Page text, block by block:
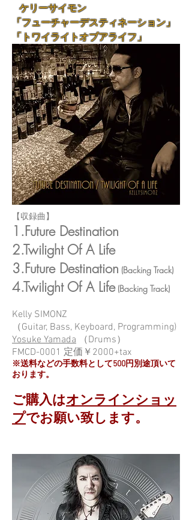
ケリーサイモン
「フューチャーデスティネーション」
「トワイライトオブアライフ」
【収録曲】
1.Future Destination
2.Twilight Of A Life
3.Future Destination (Backing Track)
4.Twilight Of A Life(Backing Track)
Kelly SIMONZ
（Guitar, Bass, Keyboard, Programming)
Yosuke Yamada （Drums）
FMCD-0001 定価￥2000+tax
※送料などの手数料として500円別途頂いて
おります。
ご購入はオンラインショッ
プでお願い致します。